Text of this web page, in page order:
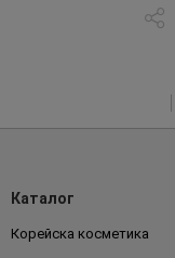
Каталог
Корейска косметика